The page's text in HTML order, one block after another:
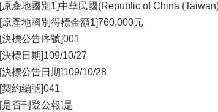
[原產地國別1]中華民國(Republic of China
[原產地國別得標金額1]760,000元
[決標公告序號]001
[決標日期]109/10/27
[決標公告日期]109/10/28
[契約編號]041
[是否刊登公報]是